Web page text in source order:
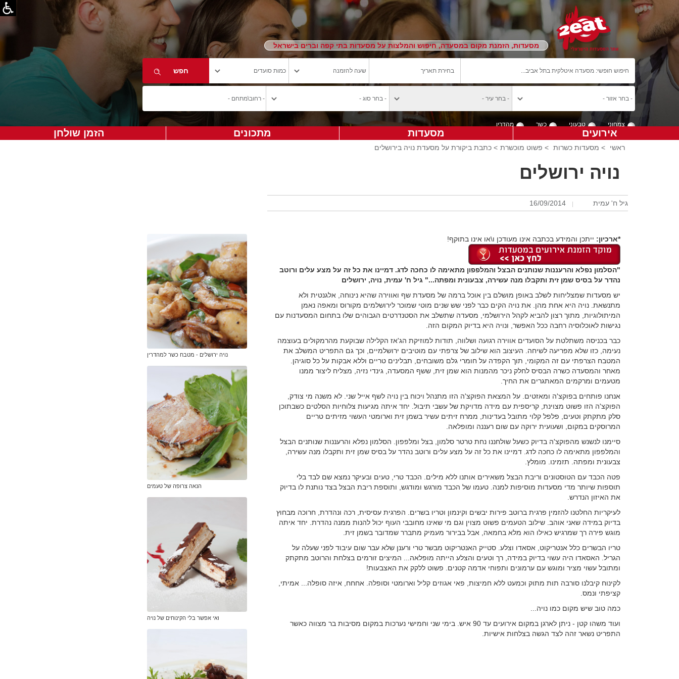
מסעדות, הזמנת מקום במסעדה, חיפוש והמלצות על מסעדות בתי קפה וברים בישראל
צמחוני טבעוני כשר מהדרין
אירועים מסעדות מתכונים הזמן שולחן
ראשי > מסעדות כשרות > פשוט מוכשרת > כתבת ביקורת על מסעדת נויה בירושלים
נויה ירושלים
גיל ח' עמית 16/09/2014
*ארכיון: ייתכן והמידע בכתבה אינו מעודכן ו\או אינו בתוקף!
"הסלמון נפלא והרעננות שנותנים הבצל והמלפפון מתאימה לו כחכה לדג. דמיינו את כל זה על מצע עלים ורוטב
נהדר על בסיס שמן זית ותקבלו מנה עשירה, צבעונית ומפתה..." גיל ח' עמית, נויה, ירושלים
יש מסעדות שמצליחות לשלב באופן מושלם בין אוכל ברמה של מסעדת שף ואווירה שהיא נינוחה, אלגנטית ולא
מתנשאת. נויה היא אחת מהן. את נויה הקים כבר לפני שש שנים מוטי שמוכר לירושלמים מקורוס ומאפה נאמן
המיתולוגיות, מתוך רצון להביא לקהל הירושלמי, מסעדה שתשלב את הסטנדרטים הגבוהים שלו בתחום המסעדנות עם
נגישות לאוכלוסיה רחבה ככל האפשר, ונויה היא בדיוק המקום הזה.
כבר בכניסה משתלטת על הסועדים אווירה רגועה ושלווה, תודות למוזיקת הג'אז הקלילה שבוקעת מהרמקולים בעוצמה
נעימה, כזו שלא מפריעה לשיחה. העיצוב הוא שילוב של צרפתי עם מוטיבים ירושלמיים, וכך גם התפריט המשלב את
המטבח הצרפתי עם זה המקומי, תוך הקפדה על חומרי גלם משובחים, תבלינים טריים וללא אבקות על כל סוגיהן.
מאחר והמסעדה כשרה הבסיס לחלק ניכר מהמנות הוא שמן זית, ששף המסעדה, גינדי נזיה, מצליח ליצור ממנו
מטעמים ומרקמים המאתגרים את החיך.
אנחנו פותחים בפוקצ'ה ומאזטים. על המצאת הפוקצ'ה הזו מתנהל ויכוח בין נויה לשף אייל שני. לא משנה מי צודק,
הפוקצ'ה הזו פשוט מצוינת, קריספית עם מידה מדויקת של עשבי תיבול. יחד איתה מגיעות צלוחיות הסלטים כשבתוכן
סלק מתקתק וטעים, פלפל קלוי מתובל בעדינות, ממרח זיתים עשיר בשמן זית וארומטי העשוי מזיתים טריים
המרוסקים במקום, ושעועית ירוקה עם שום רעננה ומופלאה.
סיימנו לנשנש מהפוקצ'ה בדיוק כשעל שולחננו נחת טרטר סלמון, בצל ומלפפון. הסלמון נפלא והרעננות שנותנים הבצל
והמלפפון מתאימה לו כחכה לדג. דמיינו את כל זה על מצע עלים ורוטב נהדר על בסיס שמן זית ותקבלו מנה עשירה,
צבעונית ומפתה. תזמינו. מומלץ.
פטה הכבד עם הטוסטונים וריבת הבצל משאירים אותנו ללא מילים. הכבד טרי, טעים ובעיקר נמצא שם לבד בלי
תוספות שיותר מדי מסעדות מוסיפות למנה. טעמו של הכבד מורגש ומודגש, ותוספת ריבת הבצל בצד נותנת לו בדיוק
את האיזון הנדרש.
לעיקריות החלטנו להזמין פרגית ברוטב פירות יבשים וקינמון וטריו בשרים. הפרגית עסיסית, רכה ונהדרת, חרוכה מבחוץ
בדיוק במידה שאני אוהב. שילוב הטעמים פשוט מצוין וגם מי שאינו מחובבי העוף יכול להנות ממנה נהדרת. יחד איתה
מוגש פירה רך שמרגיש כאילו הוא מלא בחמאה, אבל בבירור מעמיק מתברר שמדובר בשמן זית.
טריו הבשרים כלל אנטריקוט, אסאדו וצלע. סטייק האנטריקוט מבשר טרי ורענן שלא עבר שום עיבוד לפני שעלה על
הגריל. האסאדו היה עשוי בדיוק במידה, רך וטעים והצלע הייתה מופלאה... המיצים זורמים בצלחת והרוטב מתקתק
ומתובל עשוי מציר ומוגש עם ערמונים ותפוחי אדמה קטנים. פשוט ללקק את האצבעות!
לקינוח קיבלנו סורבה תות מתוק וכמעט ללא חמיצות, פאי אגוזים קליל וארומטי וסופלה. אחחח, איזה סופלה... אמיתי,
קציפתי ונמס.
כמה טוב שיש מקום כמו נויה...
ועוד משהו קטן - ניתן לארגן במקום אירועים עד 90 איש. בימי שני וחמישי נערכות במקום מסיבות בר מצווה כאשר
התפריט נשאר זהה לצד הגשה בצלחות אישיות.
נויה ירושלים - מטבח כשר למהדרין
הנאה צרופה של טעמים
ואי אפשר בלי הקינוחים של נויה